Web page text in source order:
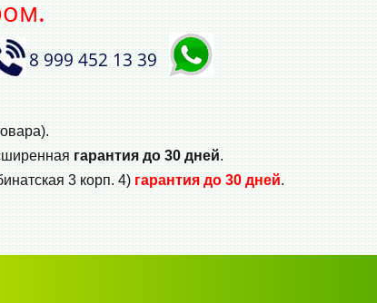
8 999 452 13 39
гарантия до 30 дней.
3 корп. 4)гарантия до 30 дней.